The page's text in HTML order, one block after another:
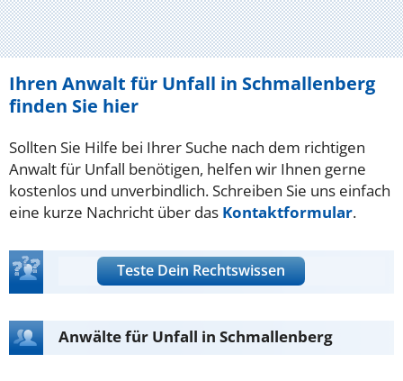
Ihren Anwalt für Unfall in Schmallenberg
finden Sie hier
Sollten Sie Hilfe bei Ihrer Suche nach dem richtigen
Anwalt für Unfall benötigen, helfen wir Ihnen gerne
kostenlos und unverbindlich. Schreiben Sie uns einfach
eine kurze Nachricht über das Kontaktformular.
Teste Dein Rechtswissen
Anwälte für Unfall in Schmallenberg